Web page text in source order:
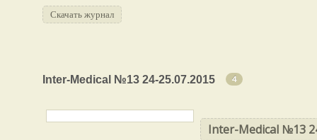
Скачать журнал
Inter-Medical №13 24-25.07.2015 4
Inter-Medical №13